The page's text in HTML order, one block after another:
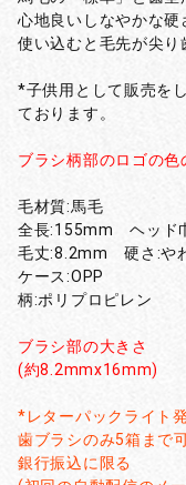
心地良いしなやかな硬
使い込むと毛先が尖り
*子供用として販売を
ております。
ブラシ柄部のロゴの
毛材質:馬毛
全長:155mm ヘッド
毛丈:8.2mm 硬さ:や
ケース:OPP
柄:ポリプロピレン
ブラシ部の大きさ
(約8.2mmx16mm)
*レターパックライト
歯ブラシのみ5箱まで
銀行振込に限る